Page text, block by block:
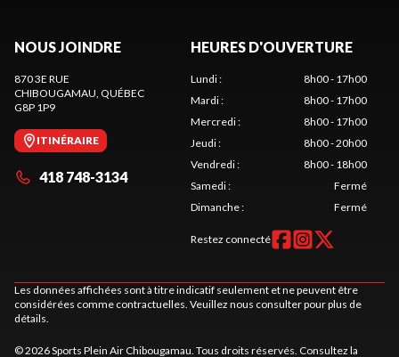
NOUS JOINDRE
870 3E RUE
CHIBOUGAMAU, QUÉBEC
G8P 1P9
ITINÉRAIRE
418 748-3134
HEURES D'OUVERTURE
Lundi:
8h00 - 17h00
Mardi:
8h00 - 17h00
Mercredi:
8h00 - 17h00
Jeudi:
8h00 - 20h00
Vendredi:
8h00 - 18h00
Samedi:
Fermé
Dimanche: Fermé
Restez connecté
Les données affichées sont à titre indicatif seulement et ne peuvent être
considérées comme contractuelles. Veuillez nous consulter pour plus de
détails.
© 2026 Sports Plein Air Chibougamau. Tous droits réservés. Consultez la